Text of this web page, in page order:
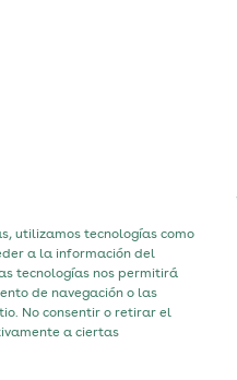
utilizamos tecnologías como
a la información del
tecnologías nos permitirá
de navegación o las
No consentir o retirar el
a ciertas
Cookies